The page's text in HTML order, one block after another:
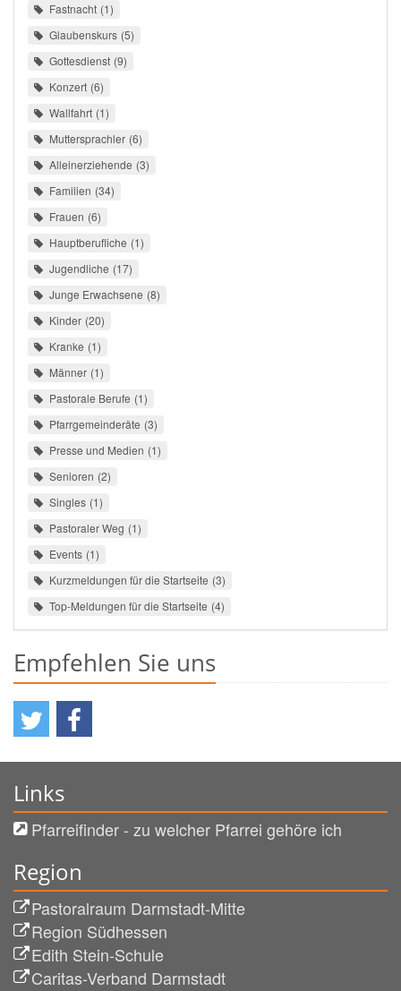
Fastnacht 1
Glaubenskurs 5
Gottesdienst 9
Konzert 6
Wallfahrt 1
Muttersprachler 6
Alleinerziehende 3
Familien 34
Frauen 6
Hauptberufliche 1
Jugendliche 17
Junge Erwachsene 8
Kinder 20
Kranke 1
Männer 1
Pastorale Berufe 1
Pfarrgemeinderäte 3
Presse und Medien 1
Senioren 2
Singles 1
Pastoraler Weg 1
Events 1
Kurzmeldungen für die Startseite 3
Top-Meldungen für die Startseite 4
Empfehlen Sie uns
Links
Pfarreifinder - zu welcher Pfarrei gehöre ich
Region
Pastoralraum Darmstadt-Mitte
Region Südhessen
Edith Stein-Schule
Caritas-Verband Darmstadt